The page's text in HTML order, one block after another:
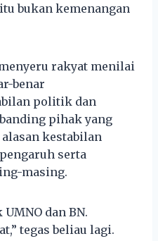
bukan kemenangan
rakyat menilai
benar
politik dan
pihak yang
kestabilan
serta
masing.
dan BN.
tegas beliau lagi.